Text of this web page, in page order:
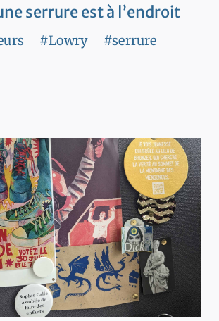
serrure est à l’endroit
#Lowry
#serrure